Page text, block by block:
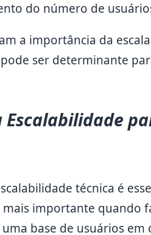
do número de
a importância da
ser determinante
técnica é
importante quando
base de usuários